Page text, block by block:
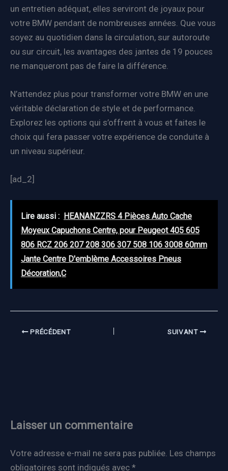
un entretien adéquat, elles serviront de joyaux pour
votre BMW pendant de nombreuses années. Que vous
soyez au quotidien dans la circulation, sur autoroute
ou sur circuit, les avantages des jantes de 19 pouces
ne manqueront pas de faire la différence.
N’attendez plus pour transformer votre BMW en une
véritable déclaration de style et de performance.
Explorez les options qui s’offrent à vous et faites le
choix qui fera passer votre expérience de conduite à
un niveau supérieur.
[ad_2]
Lire aussi : HEANANZZRS 4 Pièces Auto Cache
Moyeux Capuchons Centre, pour Peugeot 405 605
806 RCZ 206 207 208 306 307 508 106 3008 60mm
Jante Centre D'emblème Accessoires Pneus
Décoration,C
PRÉCÉDENT SUIVANT
Laisser un commentaire
Votre adresse e-mail ne sera pas publiée. Les champs
obligatoires sont indiqués avec *